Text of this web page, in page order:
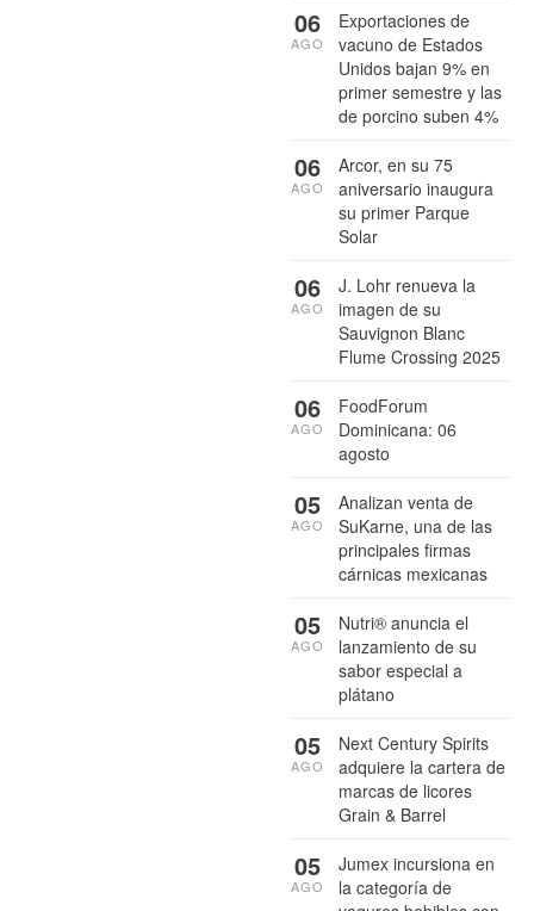
Exportaciones de
vacuno de Estados
Unidos bajan 9% en
primer semestre y las
de porcino suben 4%
06
AGO
Arcor, en su 75
aniversario inaugura
su primer Parque
Solar
06
AGO
J. Lohr renueva la
imagen de su
Sauvignon Blanc
Flume Crossing 2025
06
AGO
FoodForum
Dominicana: 06
agosto
06
AGO
Analizan venta de
SuKarne, una de las
principales firmas
cárnicas mexicanas
05
AGO
Nutri® anuncia el
lanzamiento de su
sabor especial a
plátano
05
AGO
Next Century Spirits
adquiere la cartera de
marcas de licores
Grain & Barrel
05
AGO
Jumex incursiona en
la categoría de
05
AGO